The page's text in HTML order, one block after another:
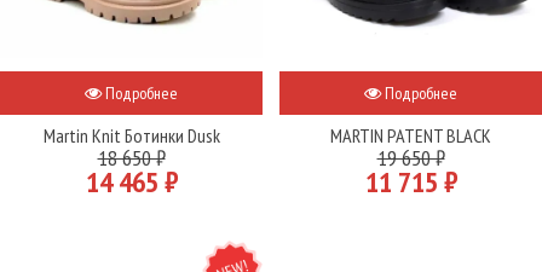
Подробнее
Martin Knit Ботинки Dusk
18 650 ₽
14 465 ₽
Подробнее
MARTIN PATENT BLACK
19 650 ₽
11 715 ₽
NEW